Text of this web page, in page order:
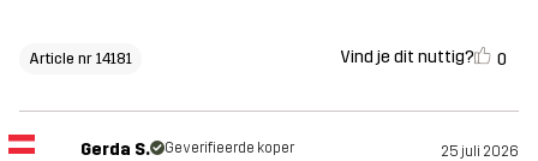
Article nr 14181 Vind je dit nuttig? 0
Gerda S. Geverifieerde koper 25 juli 2026